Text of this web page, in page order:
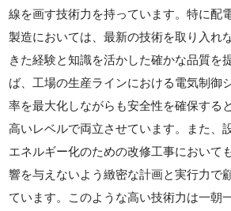
線を画す技術力を持っています。特に配
製造においては、最新の技術を取り入れ
きた経験と知識を活かした確かな品質を
ば、工場の生産ラインにおける電気制御
率を最大化しながらも安全性を確保する
高いレベルで両立させています。また、
エネルギー化のための改修工事において
響を与えないよう緻密な計画と実行力で
ています。このような高い技術力は一朝